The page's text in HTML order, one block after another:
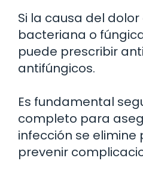
Si la causa del
bacteriana o
puede prescribir
antifúngicos.
Es fundamental
completo para
infección se
prevenir